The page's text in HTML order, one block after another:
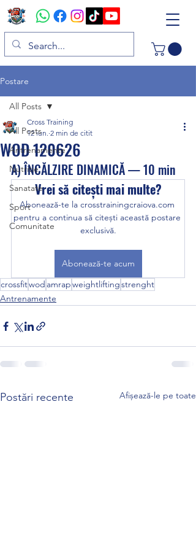
Postare
All Posts
Antrenamente
Nutritie
Sanatate
Sport
Comunitate
All Posts
WOD 120626
Cross Training
12 iun. 2 min de citit
A) ÎNCĂLZIRE DINAMICĂ — 10 min
Vrei să citești mai multe?
Abonează-te la crosstrainingcraiova.com
pentru a continua să citești această postare
exclusivă.
Abonează-te acum
crossfitwod amrapweightliftingstrenght
Antrenamente
Postări recente Afișează-le pe toate